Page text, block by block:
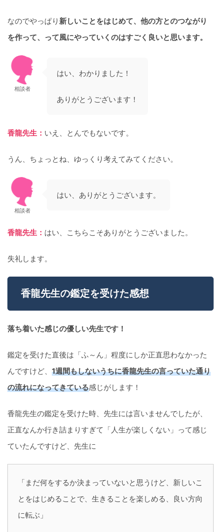
なのでやっぱり新しいことをはじめて、他の方とのつながり
を作って、って風にやっていくのはすごく良いと思います。
相談者
はい、わかりました！
ありがとうございます！
香龍先生： いえ、とんでもないです。
うん、ちょっとね、ゆっくり考えてみてください。
相談者
はい、ありがとうございます。
香龍先生： はい、こちらこそありがとうございました。
失礼します。
香龍先生の鑑定を受けた感想
落ち着いた感じの優しい先生です！
鑑定を受けた直後は「ふ～ん」程度にしか正直思わなかった
んですけど、 1週間もしないうちに香龍先生の言っていた通り
の流れになってきている感じがします！
香龍先生の鑑定を受けた時、先生には言いませんでしたが、
正直なんか行き詰まりすぎて「人生が楽しくない」って感じ
ていたんですけど、先生に
「まだ何をするか決まっていないと思うけど、新しいこ
とをはじめることで、生きることを楽しめる、良い方向
に転ぶ」